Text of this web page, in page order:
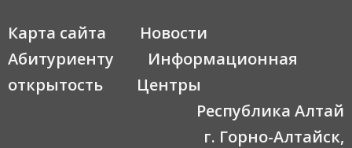
Карта сайта
Новости
Абитуриенту
Информационная
открытость
Центры
Республика Алтай
г. Горно-Алтайск,